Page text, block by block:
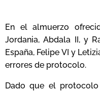
En el almuerzo
Jordania, Abdala II, y
España, Felipe VI y
errores de protocolo.
Dado que el